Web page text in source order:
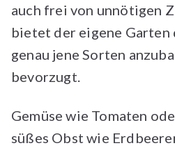
auch frei von unnötigen
bietet der eigene Garten
genau jene Sorten
bevorzugt.
Gemüse wie Tomaten
süßes Obst wie